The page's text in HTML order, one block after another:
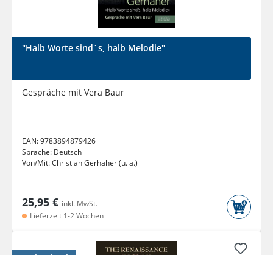
"Halb Worte sind`s, halb Melodie"
Gespräche mit Vera Baur
EAN:9783894879426
Sprache: Deutsch
Von/Mit:Christian Gerhaher (u. a.)
25,95 € inkl. MwSt.
Lieferzeit 1-2 Wochen